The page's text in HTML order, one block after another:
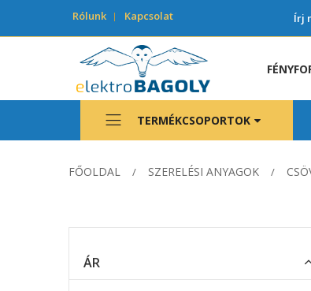
Rólunk Kapcsolat Írj
TERMÉKCSOPORTOK
FŐOLDAL SZERELÉSI ANYAGOK
ÁR